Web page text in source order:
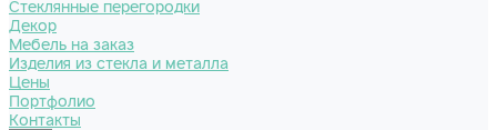
Стеклянные перегородки
Декор
Мебель на заказ
Изделия из стекла и металла
Цены
Портфолио
Контакты